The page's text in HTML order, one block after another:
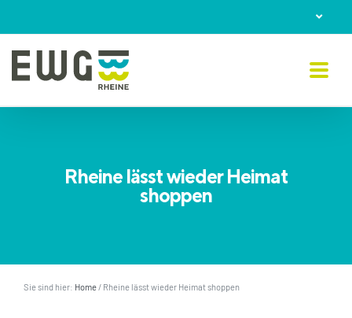
to
content
Rheine lässt wieder Heimat
shoppen
Sie sind hier: Home/ Rheine lässt wieder Heimat shoppen